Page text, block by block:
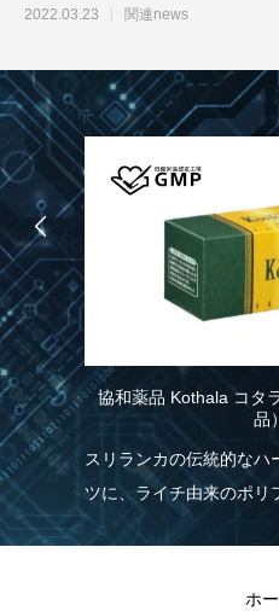
１０万トンで、国別
2022.03.23 関連news
協和薬品 Kothala コタラ
品）
スリランカの伝統的なハー
ツに、ライチ由来のポリフ
ル）を配合！食生活の乱れ
ホ